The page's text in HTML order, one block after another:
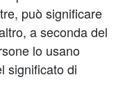
può significare
a seconda del
lo usano
significato di